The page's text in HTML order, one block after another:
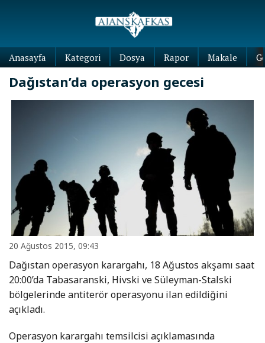
Anasayfa Kategori Dosya Rapor Makale
Dağıstan’da operasyon gecesi
20 Ağustos 2015, 09:43
Dağıstan operasyon karargahı, 18 Ağustos akşamı saat
20:00’da Tabasaranski, Hivski ve Süleyman-Stalski
bölgelerinde antiterör operasyonu ilan edildiğini
açıkladı.
Operasyon karargahı temsilcisi açıklamasında